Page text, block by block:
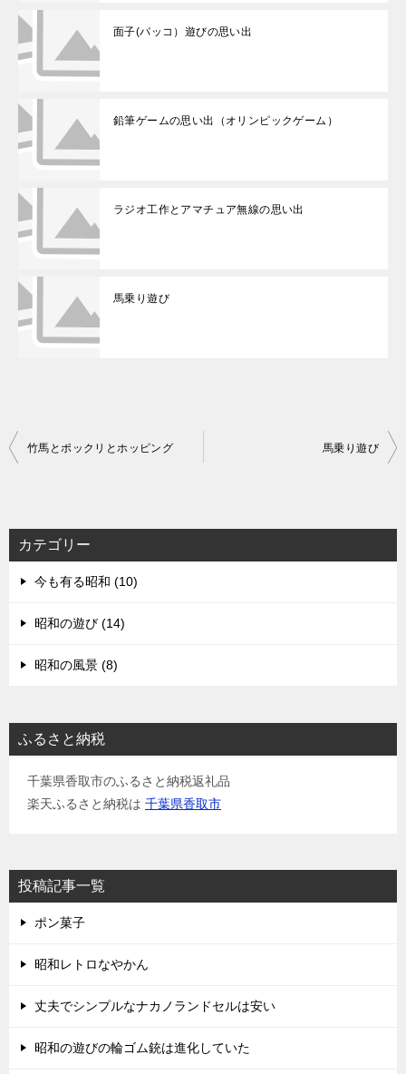
面子(パッコ）遊びの思い出
鉛筆ゲームの思い出（オリンピックゲーム）
ラジオ工作とアマチュア無線の思い出
馬乗り遊び
投
ビ
ゲ
ー
シ
竹馬とポックリとホッピング 馬乗り遊び
カテゴリー
今も有る昭和 (10)
昭和の遊び (14)
昭和の風景 (8)
ふるさと納税
千葉県香取市のふるさと納税返礼品
楽天ふるさと納税は 千葉県香取市
投稿記事一覧
ポン菓子
昭和レトロなやかん
丈夫でシンプルなナカノランドセルは安い
昭和の遊びの輪ゴム銃は進化していた